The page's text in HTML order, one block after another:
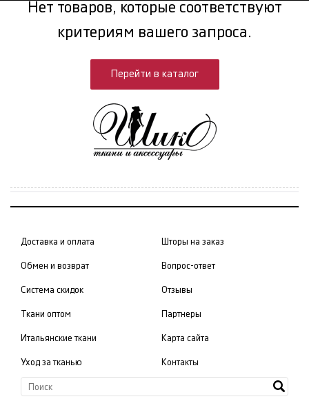
Нет товаров, которые соответствуют
критериям вашего запроса.
Перейти в каталог
Доставка и оплата
Обмен и возврат
Система скидок
Ткани оптом
Итальянские ткани
Уход за тканью
Шторы на заказ
Вопрос-ответ
Отзывы
Партнеры
Карта сайта
Контакты